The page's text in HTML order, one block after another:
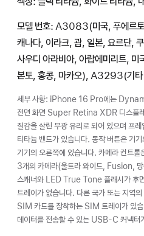
모델 번호: A3083(미국, 푸에르
캐나다, 이라크, 괌, 일본, 요르단,
사우디 아라비아, 아랍에미리트,
본토, 홍콩, 마카오), A3293(기타
세부 사항: iPhone 16 Pro에는
전면 화면 Super Retina XDR 디스플레
질감을 살린 무광 유리로 되어 있으며 프
티타늄 밴드가 있습니다. 동작 버튼은 기
기기의 오른쪽에 있습니다. 카메라 컨트
3개의 카메라(울트라 와이드, Fusion,
스캐너와 LED True Tone 플래시가 후
트레이가 없습니다. 다른 국가 또는 지역
SIM 카드를 장착하는 SIM 트레이가 있
데이터를 전송할 수 있는 USB-C 커넥터